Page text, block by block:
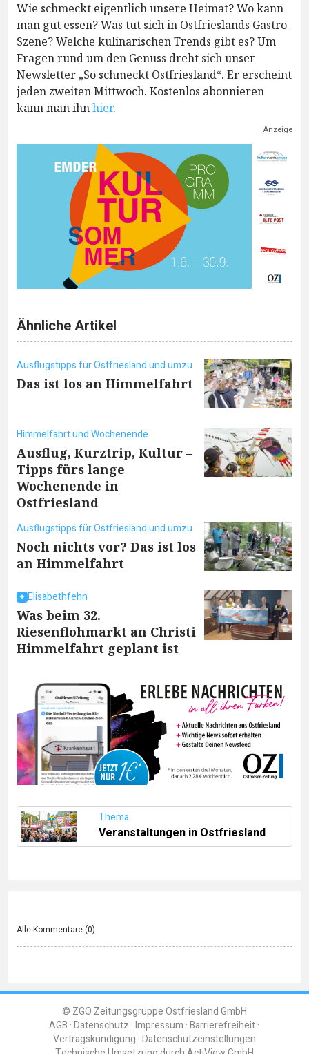
Wie schmeckt eigentlich unsere Heimat? Wo kann
man gut essen? Was tut sich in Ostfrieslands Gastro-
Szene? Welche kulinarischen Trends gibt es? Um
Fragen rund um den Genuss dreht sich unser
Newsletter „So schmeckt Ostfriesland“. Er erscheint
jeden zweiten Mittwoch. Kostenlos abonnieren
kann man ihnhier.
Anzeige
Ähnliche Artikel
Ausflugstipps für Ostfriesland und umzu
Das ist los an Himmelfahrt
Himmelfahrt und Wochenende
Ausflug, Kurztrip, Kultur –
Tipps fürs lange
Wochenende in
Ostfriesland
Ausflugstipps für Ostfriesland und umzu
Noch nichts vor? Das ist los
an Himmelfahrt
Elisabethfehn
Was beim 32.
Riesenflohmarkt an Christi
Himmelfahrt geplant ist
Thema
Veranstaltungen in Ostfriesland
Alle Kommentare (0)
© ZGO Zeitungsgruppe Ostfriesland GmbH
AGB Datenschutz Impressum Barrierefreiheit
Vertragskündigung Datenschutzeinstellungen